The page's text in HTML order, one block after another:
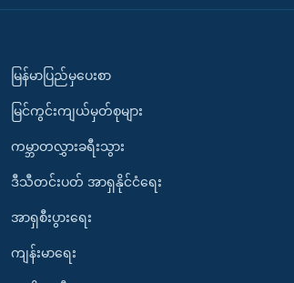
မြန်မာပြည်မှပေးစာ
မြင်ကွင်းကျယ်မှတ်စုများ
ကမ္ဘာတလွှားခရီးသွား
ဒီသီတင်းပတ် အာရှနိုင်ငံရေး
အာရှစီးပွားရေး
ကျန်းမာရေး